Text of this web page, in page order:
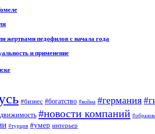
жертвами педофилов с начала года
и применение
#бизнес #богатство #война #германия
#новости компаний
#турция #умер интерьер